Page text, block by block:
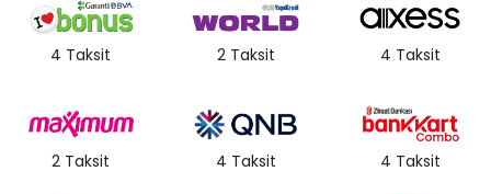
• " Ürün görsellerinde ışık, ortam ve dijital düzenlemelere bağlı
olarak renk ve doku farklılıkları oluşabilir. "
4 Taksit 2 Taksit 4 Taksit
2 Taksit 4 Taksit 4 Taksit